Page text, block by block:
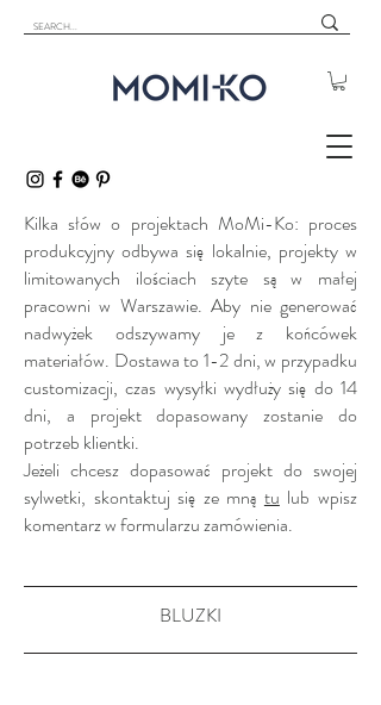
Kilka słów o projektach MoMi-Ko: proces
produkcyjny odbywa się lokalnie, projekty w
limitowanych ilościach szyte są w małej
pracowni w Warszawie. Aby nie generować
nadwyżek odszywamy je z końcówek
materiałów. Dostawa to 1-2 dni, w przypadku
customizacji, czas wysyłki wydłuży się do 14
dni, a projekt dopasowany zostanie do
potrzeb klientki.
Jeżeli chcesz dopasować projekt do swojej
sylwetki, skontaktuj się ze mną tu lub wpisz
komentarz w formularzu zamówienia.
BLUZKI